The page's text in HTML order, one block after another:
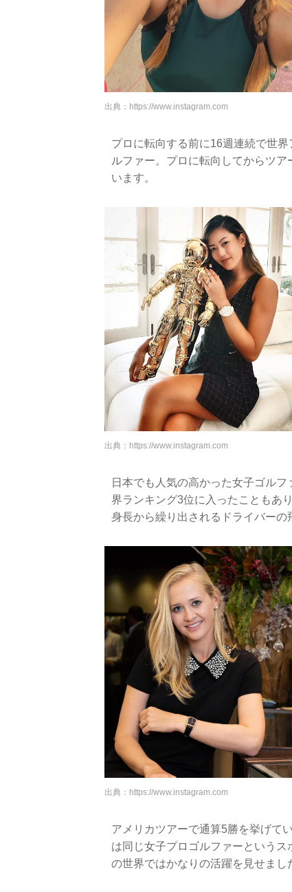
出典： https://www.instagram.com
プロに転向する前に16週連続で世
ルファー。プロに転向してからツ
います。
出典： https://www.instagram.com
日本でも人気の高かった女子ゴル
界ランキング3位に入ったこともあ
身長から繰り出されるドライバーの
出典： https://www.instagram.com
アメリカツアーで通算5勝を挙げて
は同じ女子プロゴルファーという
の世界ではかなりの活躍を見せまし